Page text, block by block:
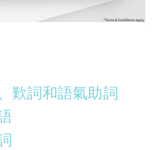
歎詞和語氣助詞